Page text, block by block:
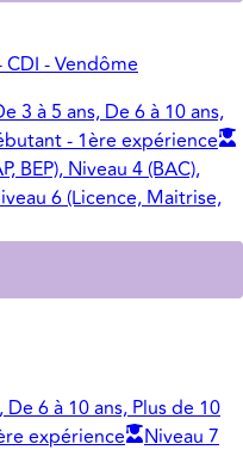
- Vendôme
3 à 5 ans, De 6 à 10 ans,
- 1ère expérience
BEP), Niveau 4 (BAC),
6 (Licence, Maitrise,
De 6 à 10 ans, Plus de 10
expérience
Niveau 7